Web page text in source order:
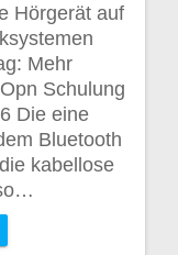
Hörgerät auf
Mehr
Schulung
Die eine
Bluetooth
kabellose